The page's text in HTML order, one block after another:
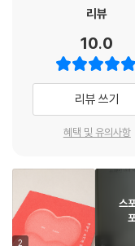
나와 다른, 나를 닮아가
면 그 곁에서 내가 너에
있다. 사랑이 시작될 때
‘아주 오래 사랑하고 싶
라간다. 목련꽃, 런던, 옥
정이 아니라 삶의 방식으
온 자신을 솔직하게 보여
을 살아내던 시기의 밀도
하며 ‘사랑이 가능했던 시
리뷰
10.0
리뷰 쓰기
혜택 및 유의사항
2
스